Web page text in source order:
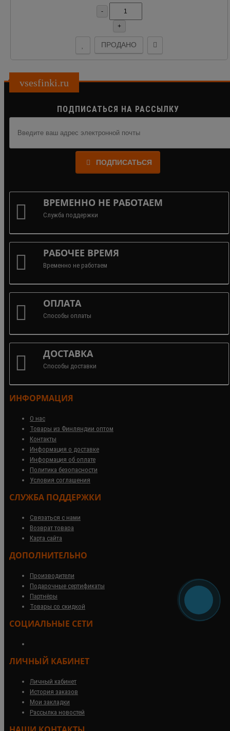
-
+
ПРОДАНО
vsesfinki.ru
ПОДПИСАТЬСЯ НА РАССЫЛКУ
ПОДПИСАТЬСЯ
ВРЕМЕННО НЕ РАБОТАЕМ
Служба поддержки
РАБОЧЕЕ ВРЕМЯ
Временно не работаем
ОПЛАТА
Способы оплаты
ДОСТАВКА
Способы доставки
ИНФОРМАЦИЯ
О нас
Товары из Финляндии оптом
Контакты
Информация о доставке
Информация об оплате
Политика безопасности
Условия соглашения
СЛУЖБА ПОДДЕРЖКИ
Связаться с нами
Возврат товара
Карта сайта
ДОПОЛНИТЕЛЬНО
Производители
Подарочные сертификаты
Партнёры
Товары со скидкой
СОЦИАЛЬНЫЕ СЕТИ
ЛИЧНЫЙ КАБИНЕТ
Личный кабинет
История заказов
Мои закладки
Рассылка новостей